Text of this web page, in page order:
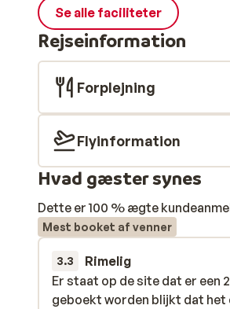
Se alle faciliteter
Rejseinformation
Forplejning
Flyinformation
Hvad gæster synes
Dette er 100 % ægte
Mest booket af venner
3.3 Rimelig
Er staat op de site dat er een
geboekt worden blijkt dat het
Er staat op de site dat er een
geboekt worden blijkt dat het